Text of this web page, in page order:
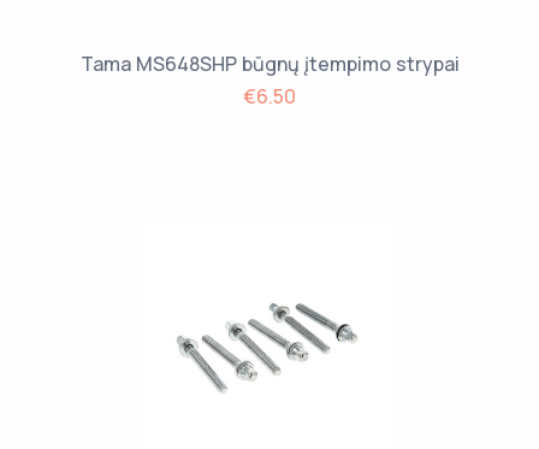
Tama MS648SHP būgnų įtempimo strypai
€6.50